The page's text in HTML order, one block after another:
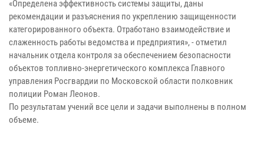
«Определена эффективность системы защиты, даны
рекомендации и разъяснения по укреплению защищенности
категорированного объекта. Отработано взаимодействие и
слаженность работы ведомства и предприятия», - отметил
начальник отдела контроля за обеспечением безопасности
объектов топливно-энергетического комплекса Главного
управления Росгвардии по Московской области полковник
полиции Роман Леонов.
По результатам учений все цели и задачи выполнены в полном
объеме.